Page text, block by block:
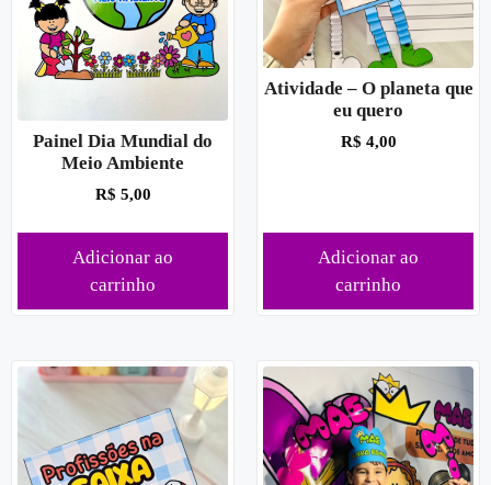
Painel Dia Mundial do
Meio Ambiente
R$ 5,00
Adicionar ao
carrinho
Atividade – O planeta que
eu quero
R$ 4,00
Adicionar ao
carrinho